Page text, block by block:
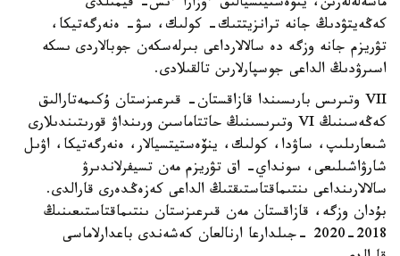
ماسەلەلەرىن، ينۆەستيتسيالىق ءوزارا ءىس- قيمىلدى
كەڭەيتۋدىڭ جانە ترانزيتتىك- كولىك، سۋ- ەنەرگەتيكا،
تۋريزم جانە وزگە دە سالالارداعى بىرلەسكەن جوبالاردى ىسكە
اسىرۋدىڭ الداعى جوسپارلارىن تالقىلادى.
VII وتىرىس بارىسىندا قازاقستان- قىرعىزستان ۇكىمەتارالىق
كەڭەسىنىڭ VI وتىرىسىنىڭ حاتتاماسىن ورىنداۋ قورىتىندىلارى
شىعارىلىپ، ساۋدا، كولىك، ينۆەستيتسيالار، ەنەرگەتيكا، اۋىل
شارۋاشىلىعى، سونداي- اق تۋريزم مەن تسيفرلاندىرۋ
سالالارىنداعى ىنتىماقتاستىقتىڭ الداعى كەزەڭدەرى قارالدى.
بۇدان وزگە، قازاقستان مەن قىرعىزستان ىنتىماقتاستىعىنىڭ
2018-2020 -جىلدارعا ارنالعان كەشەندى باعدارلاماسى